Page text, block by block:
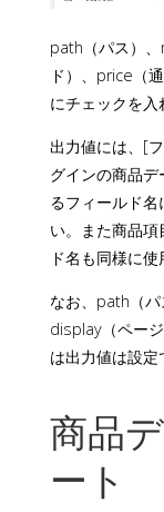
path（パス）
ド）、price（
にチェックを入
出力値には、[
グインの商品
るフィールド名
い。また商品
ド名も同様に使
なお、path（パ
display（ペー
は出力値は設定
商品
ート